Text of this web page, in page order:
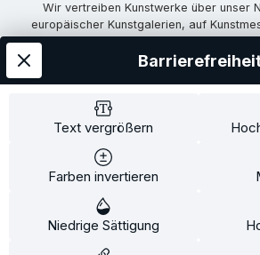
Wir vertreiben Kunstwerke über unser
europäischer Kunstgalerien, auf
Wir vermitteln Lizenzen und organisieren
Unsere Communities
Versandkosten
Impressum
Text vergrößern
Farben invertieren
Niedrige Sättigung